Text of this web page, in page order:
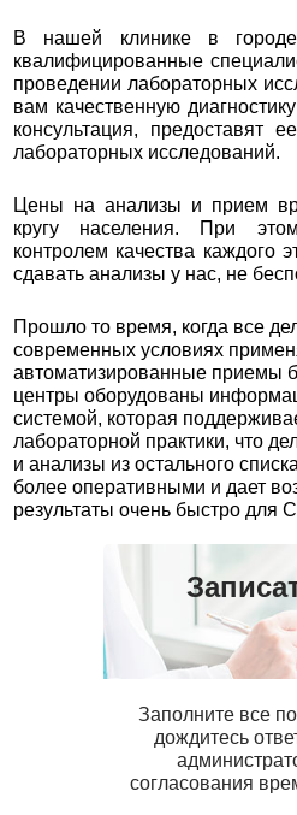
В нашей клинике в
квалифицированные
проведении лабораторных
вам качественную
консультация, предоставят
лабораторных исследований.
Цены на анализы и прием
кругу населения. При
контролем качества каждого
сдавать анализы у нас, не
Прошло то время, когда все
современных условиях
автоматизированные приемы
центры оборудованы
системой, которая
лабораторной практики, что
и анализы из остального
более оперативными и дает
результаты очень быстро для
Заполните все
дождитесь
согласования